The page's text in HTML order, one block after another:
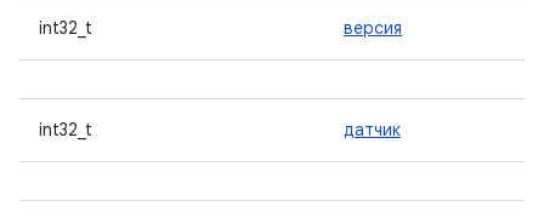
int32_t версия
int32_t датчик